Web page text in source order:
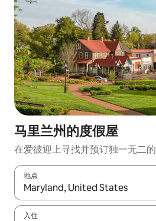
马里兰州的度假屋
在爱彼迎上寻找并预订独一无二
地点
如有搜索结果，请使用上下方向键
入住